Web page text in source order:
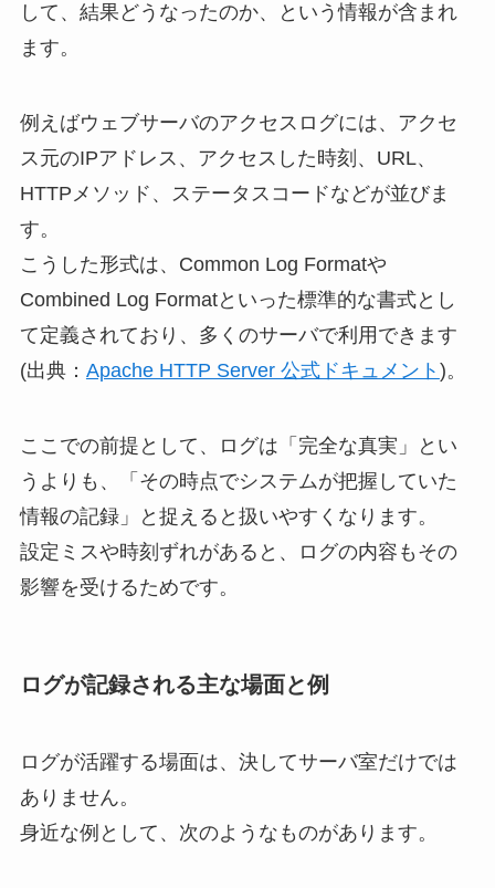
して、結果どうなったのか、という情報が含まれ
ます。
例えばウェブサーバのアクセスログには、アクセ
ス元のIPアドレス、アクセスした時刻、URL、
HTTPメソッド、ステータスコードなどが並びま
す。
こうした形式は、Common Log Formatや
Combined Log Formatといった標準的な書式とし
て定義されており、多くのサーバで利用できます
(出典： Apache HTTP Server 公式ドキュメント )。
ここでの前提として、ログは「完全な真実」とい
うよりも、「その時点でシステムが把握していた
情報の記録」と捉えると扱いやすくなります。
設定ミスや時刻ずれがあると、ログの内容もその
影響を受けるためです。
ログが記録される主な場面と例
ログが活躍する場面は、決してサーバ室だけでは
ありません。
身近な例として、次のようなものがあります。